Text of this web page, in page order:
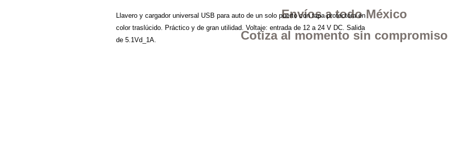
Envíos a todo México
Cotiza al momento sin compromiso
Llavero y cargador universal USB para auto de un solo puerto con tapa protectora en
color traslúcido. Práctico y de gran utilidad. Voltaje: entrada de 12 a 24 V DC. Salida
de 5.1Vd_1A.